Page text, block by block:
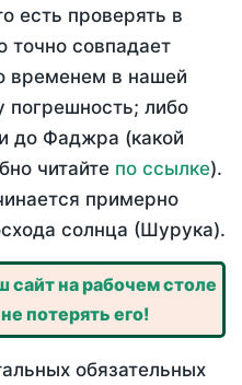
есть проверять в
точно совпадает
временем в нашей
погрешность; либо
до Фаджра (какой
читайте по ссылке).
примерно
солнца (Шурука).
сайт на рабочем столе
потерять его!
обязательных